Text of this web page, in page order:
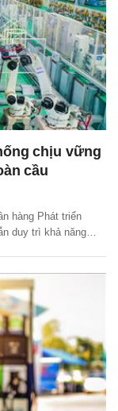
chịu vững
cầu
hàng Phát triển
duy trì khả năng